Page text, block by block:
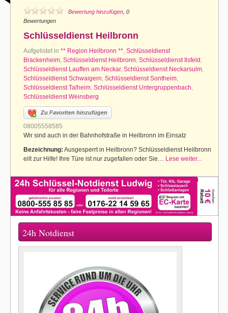
Bewertung hinzufügen , 0
Bewertungen
Schlüsseldienst Heilbronn
Aufgelistet in ** Region Heilbronn **, Schlüsseldienst
Brackenheim, Schlüsseldienst Heilbronn, Schlüsseldienst Ilsfeld ,
Schlüsseldienst Lauffen am Neckar, Schlüsseldienst Neckarsulm,
Schlüsseldienst Schwaigern, Schlüsseldienst Sontheim,
Schlüsseldienst Talheim, Schlüsseldienst Untergruppenbach,
Schlüsseldienst Weinsberg
Zu Favoriten hinzufügen
08005558585
Wir sind auch in der Bahnhofstraße in Heilbronn im Einsatz
Bezeichnung: Ausgesperrt in Heilbronn? Schlüsseldienst Heilbronn
eilt zur Hilfe! Ihre Türe ist nur zugefallen oder Sie… Lese weiter...
24h Notdienst